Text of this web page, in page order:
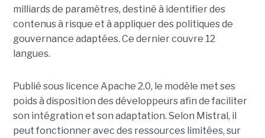
milliards de paramètres, destiné à identifier des
contenus à risque et à appliquer des politiques de
gouvernance adaptées. Ce derniercouvre 12
langues.
Publié sous licence Apache 2.0, le modèle met ses
poids à disposition des développeurs afin de faciliter
son intégration et son adaptation. Selon Mistral, il
peut fonctionner avec des ressources limitées, sur